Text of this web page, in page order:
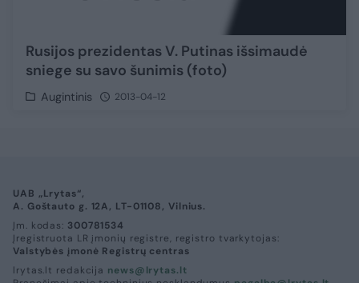
Rusijos prezidentas V. Putinas išsimaudė
sniege su savo šunimis (foto)
Augintinis 2013-04-12
UAB „Lrytas“,
A. Goštauto g. 12A, LT-01108, Vilnius.
Įm. kodas: 300781534
Įregistruota LR įmonių registre, registro tvarkytojas:
Valstybės įmonė Registrų centras
lrytas.lt redakcija news@lrytas.lt